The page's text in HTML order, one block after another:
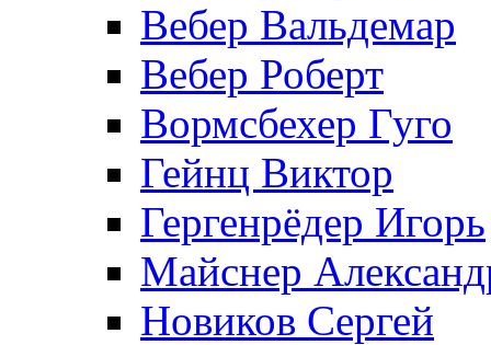
Вебер Вальдемар
Вебер Роберт
Вормсбехер Гуго
Гейнц Виктор
Гергенрёдер Игорь
Майснер
Новиков Сергей